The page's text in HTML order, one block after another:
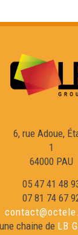
6, rue Adoue,
1
64000 PAU
05 47 41 48
07 81 74 67
une chaine de LB